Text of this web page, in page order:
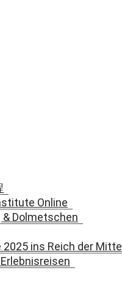
Online
Dolmetschen
2025 ins Reich der Mitte